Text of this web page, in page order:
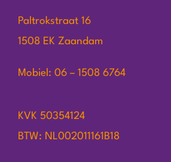
Paltrokstraat 16
1508 EK Zaandam
Mobiel: 06 – 1508 6764
KVK 50354124
BTW: NL002011161B18